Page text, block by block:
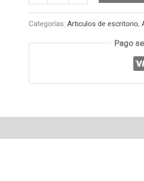
Categorías:Articulos de escritorio,
Pago